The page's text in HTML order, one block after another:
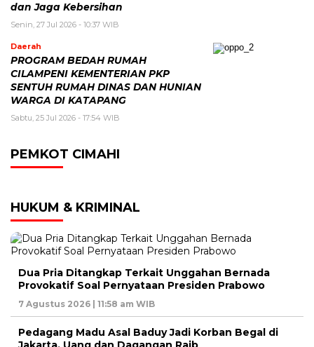
dan Jaga Kebersihan
Senin, 27 Jul 2026 - 10:37 WIB
Daerah
PROGRAM BEDAH RUMAH
CILAMPENI KEMENTERIAN PKP
SENTUH RUMAH DINAS DAN HUNIAN
WARGA DI KATAPANG
Sabtu, 25 Jul 2026 - 17:54 WIB
PEMKOT CIMAHI
HUKUM & KRIMINAL
Dua Pria Ditangkap Terkait Unggahan Bernada
Provokatif Soal Pernyataan Presiden Prabowo
7 Agustus 2026 | 11:58 am WIB
Pedagang Madu Asal Baduy Jadi Korban Begal di